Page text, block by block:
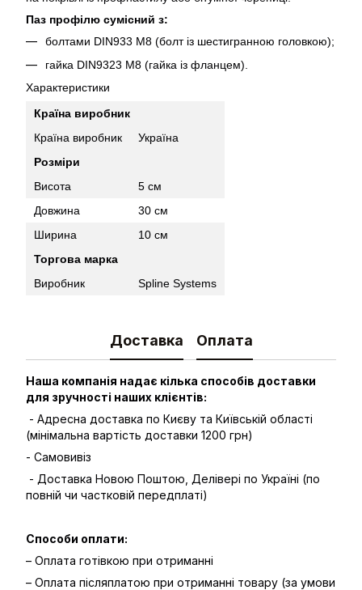
Паз профілю сумісний з:
болтами DIN933 M8 (болт із шестигранною головкою);
гайка DIN9323 M8 (гайка із фланцем).
Характеристики
Країна виробник
Країна виробник
Україна
Розміри
Висота
5 см
Довжина
30 см
Ширина
10 см
Торгова марка
Виробник
Spline Systems
Доставка Оплата
Наша компанія надає кілька способів доставки
для зручності наших клієнтів:
- Адресна доставка по Києву та Київській області
(мінімальна вартість доставки 1200 грн)
- Самовивіз
- Доставка Новою Поштою, Делівері по Україні (по
повній чи частковій передплаті)
Способи оплати:
– Оплата готівкою при отриманні
– Оплата післяплатою при отриманні товару (за умови